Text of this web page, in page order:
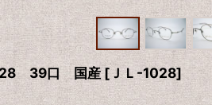
39口 国産 [ＪＬ-1028]